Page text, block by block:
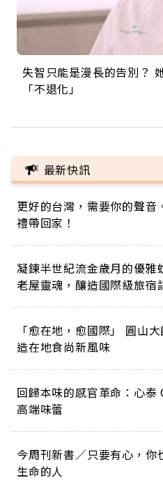
失智只能是漫長的告別？
「不退化」
來自剛果的巧克力神父 為
的家，我連作夢都講台語！
63歲卸矽谷副總、搬回台
丑」走進安養院，逗樂上
104歲打破金氏世界紀錄
手，分享長壽的秘密原來是
事業巔峰他選擇追夢…黑
巨蛋！連CNN都大讚！
最新快訊
更好的台灣，需要你的聲音
禮帶回家！
凝鍊半世紀流金歲月的優雅
老屋靈魂，釀造國際級旅宿
「愈在地，愈國際」 圓山
造在地食尚新風味
回歸本味的感官革命：心
高端味蕾
今周刊新書／只要有心，你
生命的人